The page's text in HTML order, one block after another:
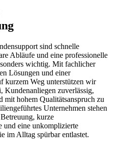
sind schnelle
Abläufe und eine professionelle
wichtig. Mit fachlicher
Lösungen und einer
kurzem Weg unterstützen wir
Kundenanliegen zuverlässig,
mit hohem Qualitätsanspruch zu
Unternehmen stehen
kurze
und eine unkomplizierte
im Alltag spürbar entlastet.